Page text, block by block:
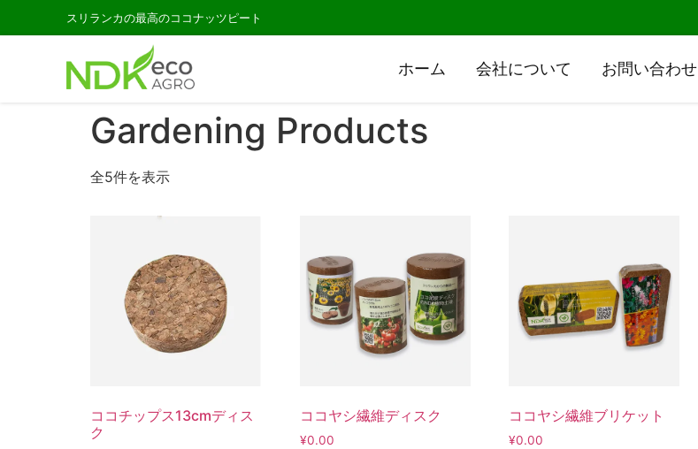
スリランカの最高のココナッツピート
ホーム 会社について お問い合わせ
Gardening Products
全5件を表示
ココチップス13cmディス
ク
ココヤシ繊維ディスク
¥0.00
ココヤシ繊維ブリケット
¥0.00